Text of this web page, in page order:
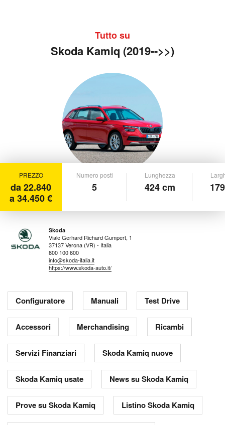
Tutto su
Skoda Kamiq (2019-->>)
PREZZO
da 22.840
a 34.450 €
Numero posti
5
Lunghezza
424 cm
Skoda
Viale Gerhard Richard Gumpert, 1
37137 Verona (VR) - Italia
800 100 600
info@skoda-italia.it
https://www.skoda-auto.it/
Configuratore Manuali Test Drive
Accessori Merchandising Ricambi
Servizi Finanziari Skoda Kamiq nuove
Skoda Kamiq usate News su Skoda Kamiq
Prove su Skoda Kamiq Listino Skoda Kamiq